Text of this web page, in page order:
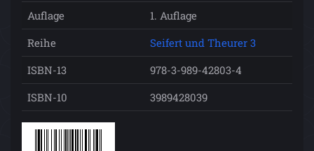
Auflage
1. Auflage
Reihe
Seifert und Theurer 3
ISBN-13
978-3-989-42803-4
ISBN-10
3989428039